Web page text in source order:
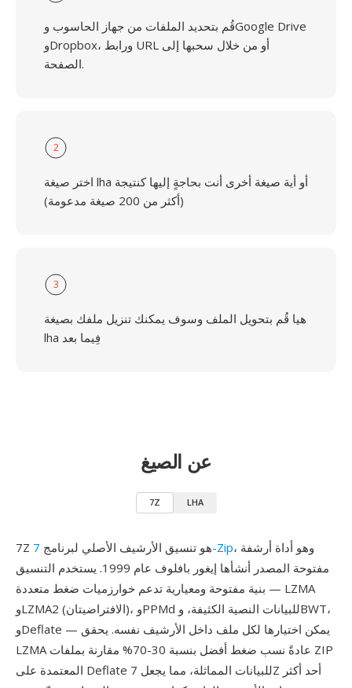
قُم بتحديد الملفات من جهاز الحاسوب وGoogle Drive
وDropbox، ورابط URL أو من خلال سحبها إلى
الصفحة.
2
اختر صيغة lha أو أية صيغة أخرى أنت بحاجةٍ إليها كنتيجة
(أكثر من 200 صيغة مدعومة)
3
هيا قُم بتحويل الملف وسوف يمكنك تنزيل ملفك بصيغة
lha فِيما بعد
عن الصيغ
7Z LHA
7Z هو تنسيق الأرشيف الأصلي لبرنامج7-Zip، وهو أداة أرشفة
مفتوحة المصدر أنشأها إيغور بافلوف عام 1999. يستخدم التنسيق
بنية مفتوحة ومعيارية تدعم خوارزميات ضغط متعددة — LZMA
وLZMA2 (الافتراضيتان)، وPPMd للبيانات النصية الكثيفة، وBWT،
وDeflate — يمكن اختيارها لكل ملف داخل الأرشيف نفسه. يحقق
LZMA عادةً نسب ضغط أفضل بنسبة 30-70% مقارنة بملفات ZIP
المعتمدة على Deflate للبيانات المماثلة، مما يجعل 7Z أحد أكثر